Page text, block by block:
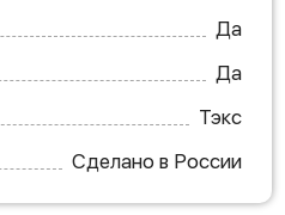
Да
Да
Тэкс
Сделано в России